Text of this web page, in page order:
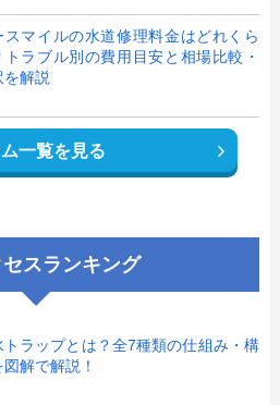
スマイルの水道修理料金はどれくら
トラブル別の費用目安と相場比較・
を解説
一覧を見る
スランキング
トラップとは？全7種類の仕組み・構
解で解説！